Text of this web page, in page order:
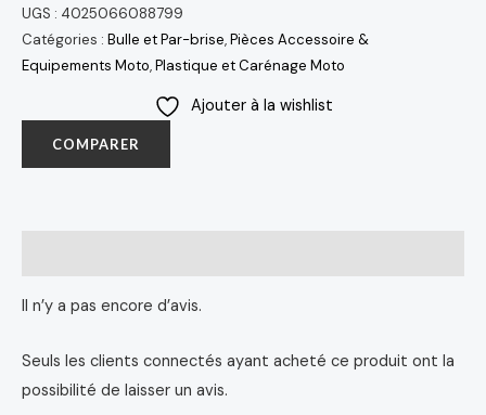
UGS : 4025066088799
Catégories : Bulle et Par-brise,Pièces Accessoire &
Equipements Moto,Plastique et Carénage Moto
Ajouter à la wishlist
COMPARER
Il n’y a pas encore d’avis.
Seuls les clients connectés ayant acheté ce produit ont la
possibilité de laisser un avis.